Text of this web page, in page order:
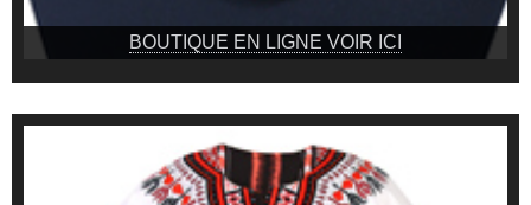
BOUTIQUE EN LIGNE VOIR ICI